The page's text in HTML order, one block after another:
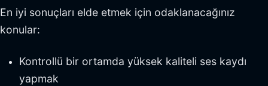
En iyi sonuçları elde etmek için odaklanacağınız
konular:
Kontrollü bir ortamda yüksek kaliteli ses kaydı
yapmak